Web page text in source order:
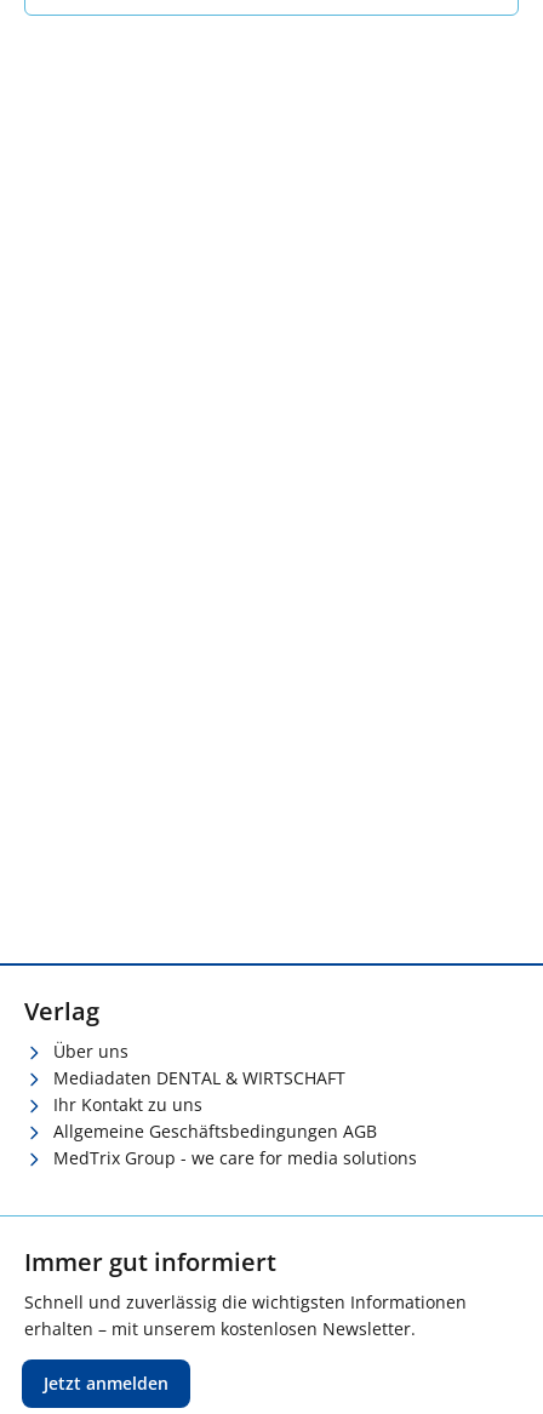
Verlag
Über uns
Mediadaten DENTAL & WIRTSCHAFT
Ihr Kontakt zu uns
Allgemeine Geschäftsbedingungen AGB
MedTrix Group - we care for media solutions
Immer gut informiert
Schnell und zuverlässig die wichtigsten Informationen
erhalten – mit unserem kostenlosen Newsletter.
Jetzt anmelden